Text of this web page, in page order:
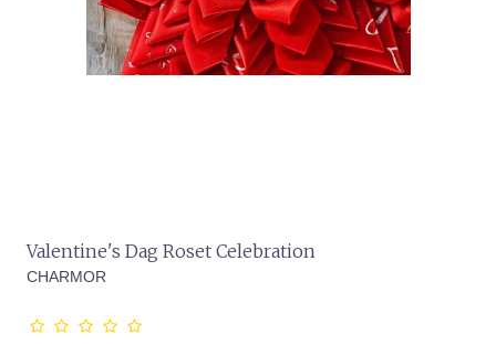
Valentine's Dag Roset Celebration
CHARMOR